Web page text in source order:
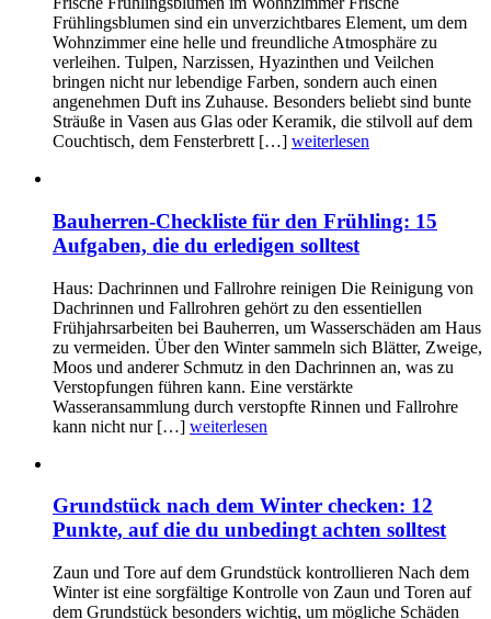
Frühlingsblumen sind ein unverzichtbares Element, um dem
Wohnzimmer eine helle und freundliche Atmosphäre zu
verleihen. Tulpen, Narzissen, Hyazinthen und Veilchen
bringen nicht nur lebendige Farben, sondern auch einen
angenehmen Duft ins Zuhause. Besonders beliebt sind bunte
Sträuße in Vasen aus Glas oder Keramik, die stilvoll auf dem
Couchtisch, dem Fensterbrett […] weiterlesen
Bauherren-Checkliste für den Frühling: 15
Aufgaben, die du erledigen solltest
Haus: Dachrinnen und Fallrohre reinigen Die Reinigung von
Dachrinnen und Fallrohren gehört zu den essentiellen
Frühjahrsarbeiten bei Bauherren, um Wasserschäden am Haus
zu vermeiden. Über den Winter sammeln sich Blätter, Zweige,
Moos und anderer Schmutz in den Dachrinnen an, was zu
Verstopfungen führen kann. Eine verstärkte
Wasseransammlung durch verstopfte Rinnen und Fallrohre
kann nicht nur […] weiterlesen
Grundstück nach dem Winter checken: 12
Punkte, auf die du unbedingt achten solltest
Zaun und Tore auf dem Grundstück kontrollieren Nach dem
Winter ist eine sorgfältige Kontrolle von Zaun und Toren auf
dem Grundstück besonders wichtig, um mögliche Schäden